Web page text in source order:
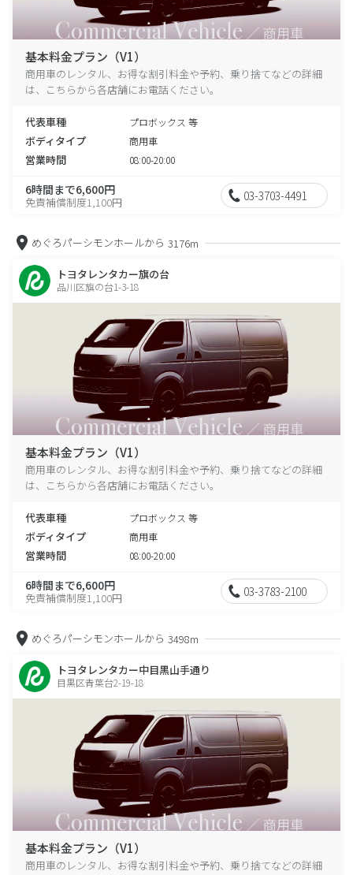
基本料金プラン（V1）
商用車のレンタル、お得な割引料金や予約、乗り捨てなどの詳細
は、こちらから各店舗にお電話ください。
代表車種 プロボックス 等
ボディタイプ 商用車
営業時間 08:00-20:00
6時間まで6,600円
免責補償制度1,100円 03-3703-4491
めぐろパーシモンホールから 3176m
トヨタレンタカー旗の台
品川区旗の台1-3-18
基本料金プラン（V1）
商用車のレンタル、お得な割引料金や予約、乗り捨てなどの詳細
は、こちらから各店舗にお電話ください。
代表車種 プロボックス 等
ボディタイプ 商用車
営業時間 08:00-20:00
6時間まで6,600円
免責補償制度1,100円 03-3783-2100
めぐろパーシモンホールから 3498m
トヨタレンタカー中目黒山手通り
目黒区青葉台2-19-18
基本料金プラン（V1）
商用車のレンタル、お得な割引料金や予約、乗り捨てなどの詳細